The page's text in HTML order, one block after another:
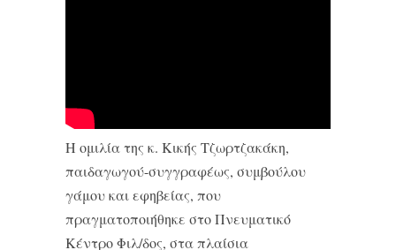
Η ομιλία της κ. Κικής Τζωρτζακάκη,
παιδαγωγού-συγγραφέως, συμβούλου
γάμου και εφηβείας, που
πραγματοποιήθηκε στο Πνευματικό
Κέντρο Φιλ/δος, στα πλαίσια